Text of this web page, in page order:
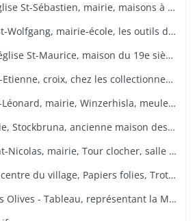
Obermorschwiller, église St-Sébastien, mairie, maisons à colombages
Kappelen, Chapelle St-Wolfgang, mairie-école, les outils d'antan, chez le collectionneur de tracteurs
Steinbrunn-le-Haut, église St-Maurice, maison du 19e siècle, vue générale
Buethwiller, église St-Etienne, croix, chez les collectionneurs
Brinckheim, église St-Léonard, mairie, Winzerhisla, meule 1597, moulin
Landser, église, mairie, Stockbruna, ancienne maison des sœurs, Monastère St-Alphonse
Dietwiller, église Saint-Nicolas, mairie, Tour clocher, salle des fêtes
Sternenberg, mairie, centre du village, Papiers folies, Trotta Hisla
Souvenir du Mont des Olives - Tableau, représentant la Mort, à l'entrée du dortoir peint par Père M. Joseph (Baron de Géramb, général autrichien, mort en 1848 comme procurateur des Trappistes).